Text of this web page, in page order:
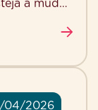
a mudar
04/2026